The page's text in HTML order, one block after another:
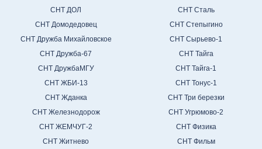
СНТ ДОЛ
СНТ Домодедовец
СНТ Дружба Михайловское
СНТ Дружба-67
СНТ ДружбаМГУ
СНТ ЖБИ-13
СНТ Жданка
СНТ Железнодорож
СНТ ЖЕМЧУГ-2
СНТ Житнево
СНТ Сталь
СНТ Степыгино
СНТ Сырьево-1
СНТ Тайга
СНТ Тайга-1
СНТ Тонус-1
СНТ Три березки
СНТ Угрюмово-2
СНТ Физика
СНТ Фильм